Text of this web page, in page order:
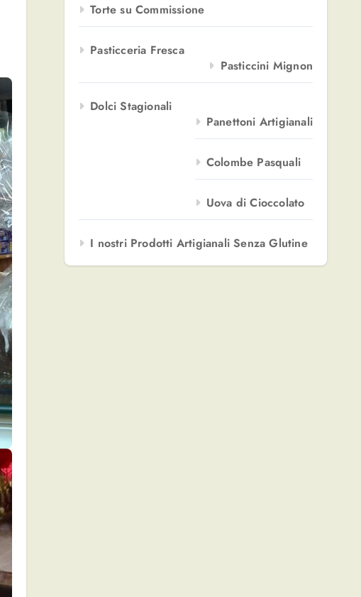
Torte su Commissione
Pasticceria Fresca
Pasticcini Mignon
Dolci Stagionali
Panettoni Artigianali
Colombe Pasquali
Uova di Cioccolato
I nostri Prodotti Artigianali Senza Glutine